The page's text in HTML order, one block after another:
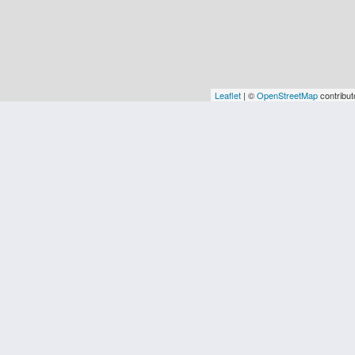
Leaflet | ©OpenStreetMap